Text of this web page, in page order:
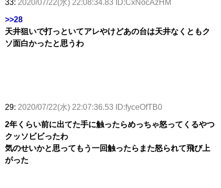
33: 2020/07/22(水) 22:08:34.83 ID:CxNocAzHM
>>28
天井狙いで打っといてアレやけどあの台は天井なくともク
ソ面白かったと思うわ
29: 2020/07/22(水) 22:07:36.53 ID:fyceOfTB0
2年くらい前に出てた手に触ったらめっちゃ怒ってくるやつ
クッソビビったわ
気のせいかと思ってもう一回触ったらまた怒られて飛び上
がった